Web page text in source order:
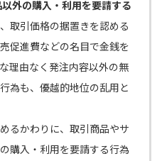
外の購入・利用を要請する
取引価格の据置きを認める
促進費などの名目で金銭を
理由なく発注内容以外の無
為も、優越的地位の乱用と
るかわりに、取引商品やサ
購入・利用を要請する行為